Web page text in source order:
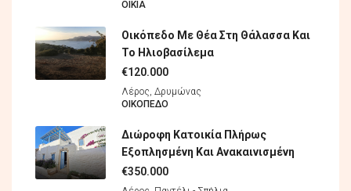
ΟΙΚΊΑ
Οικόπεδο Με Θέα Στη Θάλασσα Και
Το Ηλιοβασίλεμα
€120.000
Λέρος, Δρυμώνας
ΟΙΚΌΠΕΔO
Διώροφη Κατοικία Πλήρως
Εξοπλησμένη Και Ανακαινισμένη
€350.000